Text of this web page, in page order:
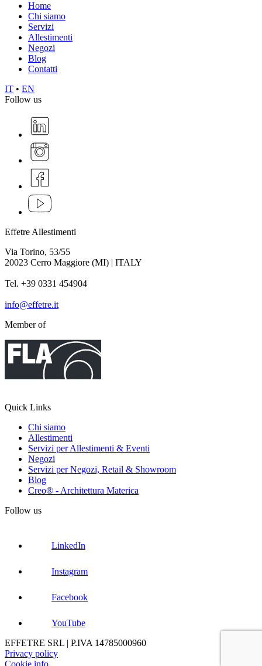
Home
Chi siamo
Servizi
Allestimenti
Negozi
Blog
Contatti
IT • EN
Follow us
Effetre Allestimenti
Via Torino, 53/55
20023 Cerro Maggiore (MI) | ITALY
Tel. +39 0331 454904
info@effetre.it
Member of
Quick Links
Chi siamo
Allestimenti
Servizi per Allestimenti & Eventi
Negozi
Servizi per Negozi, Retail & Showroom
Blog
Creo® - Architettura Materica
Follow us
LinkedIn
Instagram
Facebook
YouTube
EFFETRE SRL | P.IVA 14785000960
Privacy policy
Cookie info